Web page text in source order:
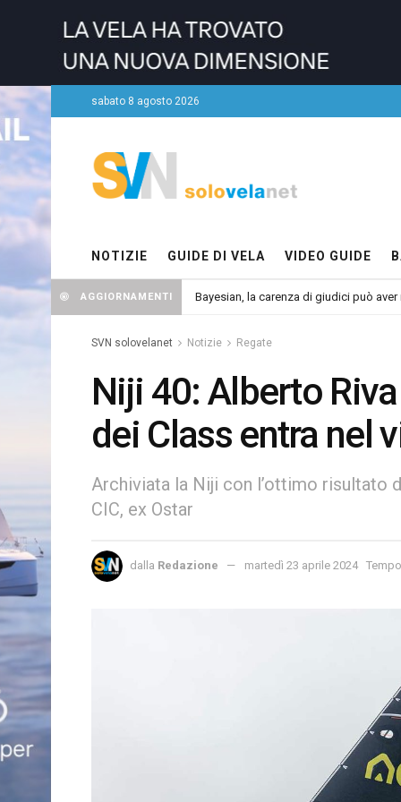
sabato 8 agosto 2026
NOTIZIE GUIDE DI VELA VIDEO GUIDE
AGGIORNAMENTI Bayesian, la carenza di giudici può aver
SVN solovelanet Notizie Regate
Niji 40: Alberto
dei Class entra nel
Archiviata la Niji con l’ottimo risultato
CIC, ex Ostar
dalla Redazione martedì 23 aprile 2024